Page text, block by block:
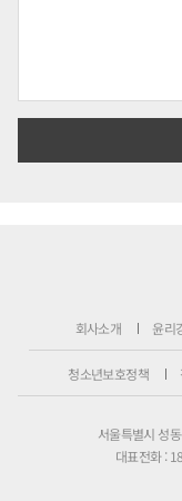
회사소개 윤리
청소년보호정책
서울특별시 성
대표전화 :